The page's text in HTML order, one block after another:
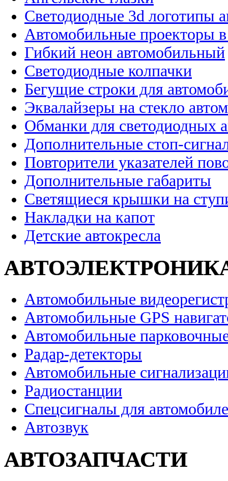
Светодиодные 3d логотипы
Автомобильные проекторы
Гибкий неон автомобильный
Светодиодные колпачки
Бегущие строки для
Эквалайзеры на стекло
Обманки для светодиодных
Дополнительные стоп-
Повторители указателей
Дополнительные габариты
Светящиеся крышки на
Накладки на капот
Детские автокресла
Автомобильные
Автомобильные GPS
Автомобильные
Радар-детекторы
Автомобильные
Радиостанции
Спецсигналы для
Автозвук
АВТОЗАПЧАСТИ